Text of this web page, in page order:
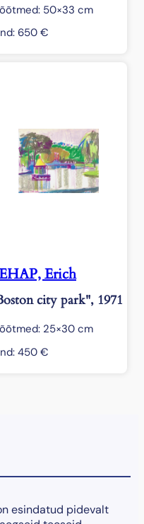
50×33 cm
650 €
Erich
city park", 1971
25×30 cm
450 €
esindatud pidevalt